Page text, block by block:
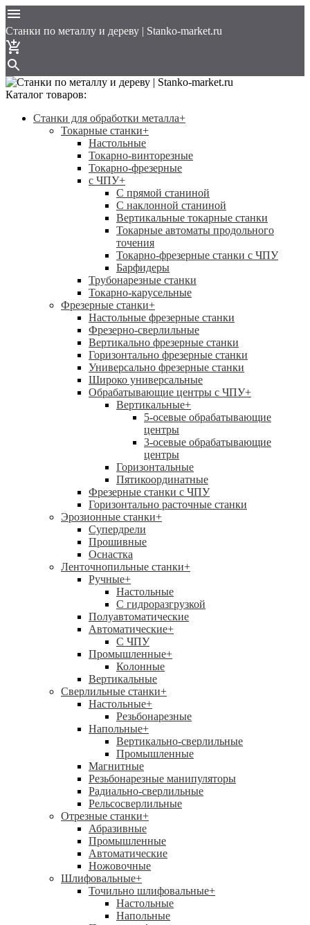
Cтанки по металлу и дереву | Stanko-market.ru
Каталог товаров:
Станки для обработки металла+
Токарные станки+
Настольные
Токарно-винторезные
Токарно-фрезерные
с ЧПУ+
С прямой станиной
C наклонной станиной
Вертикальные токарные станки
Токарные автоматы продольного
точения
Токарно-фрезерные станки с ЧПУ
Барфидеры
Трубонарезные станки
Токарно-карусельные
Фрезерные станки+
Настольные фрезерные станки
Фрезерно-сверлильные
Вертикально фрезерные станки
Горизонтально фрезерные станки
Универсально фрезерные станки
Широко универсальные
Обрабатывающие центры с ЧПУ+
Вертикальные+
5-осевые обрабатывающие
центры
3-осевые обрабатывающие
центры
Горизонтальные
Пятикоординатные
Фрезерные станки с ЧПУ
Горизонтально расточные станки
Эрозионные станки+
Супердрели
Прошивные
Оснастка
Ленточнопильные станки+
Ручные+
Настольные
С гидроразгрузкой
Полуавтоматические
Автоматические+
С ЧПУ
Промышленные+
Колонные
Вертикальные
Сверлильные станки+
Настольные+
Резьбонарезные
Напольные+
Вертикально-сверлильные
Промышленные
Магнитные
Резьбонарезные манипуляторы
Радиально-сверлильные
Рельсосверлильные
Отрезные станки+
Абразивные
Промышленные
Автоматические
Ножовочные
Шлифовальные+
Точильно шлифовальные+
Настольные
Напольные